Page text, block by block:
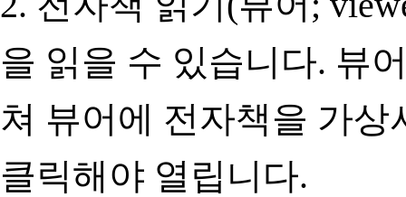
을 읽을 수 있습니다. 뷰
쳐 뷰어에 전자책을 가상
클릭해야 열립니다.